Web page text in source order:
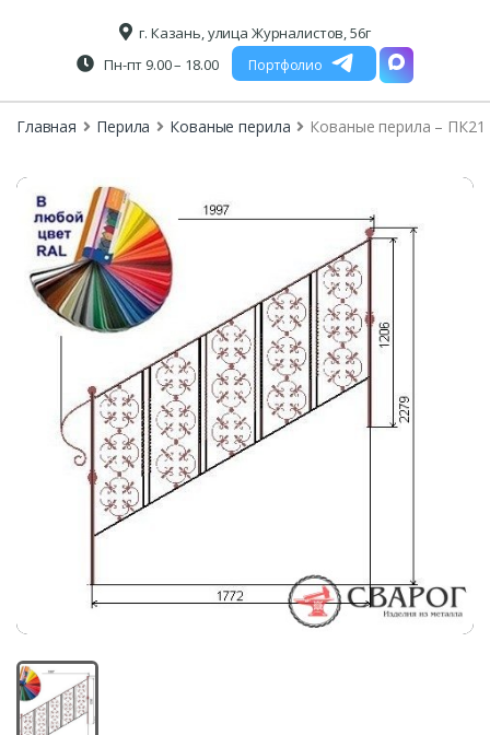
г. Казань, улица Журналистов, 56г
Пн-пт 9.00 – 18.00
Портфолио
Главная Перила Кованые перила Кованые перила – ПК21